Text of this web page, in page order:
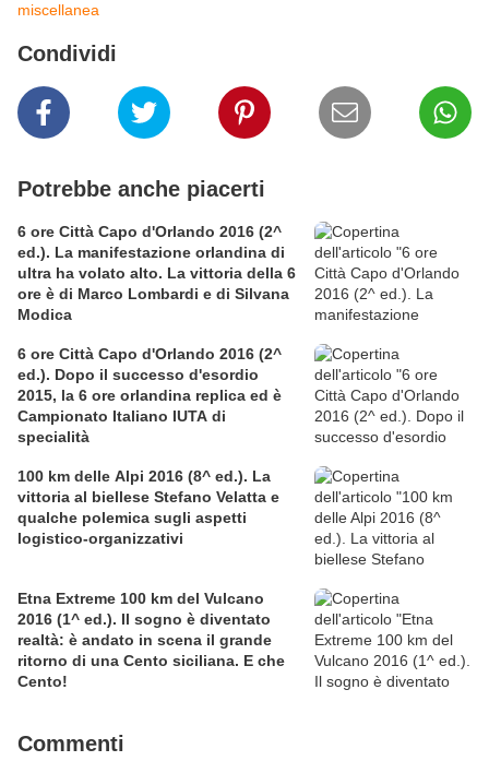
miscellanea
Condividi
Potrebbe anche piacerti
6 ore Città Capo d'Orlando 2016 (2^
ed.). La manifestazione orlandina di
ultra ha volato alto. La vittoria della 6
ore è di Marco Lombardi e di Silvana
Modica
6 ore Città Capo d'Orlando 2016 (2^
ed.). Dopo il successo d'esordio
2015, la 6 ore orlandina replica ed è
Campionato Italiano IUTA di
specialità
100 km delle Alpi 2016 (8^ ed.). La
vittoria al biellese Stefano Velatta e
qualche polemica sugli aspetti
logistico-organizzativi
Etna Extreme 100 km del Vulcano
2016 (1^ ed.). Il sogno è diventato
realtà: è andato in scena il grande
ritorno di una Cento siciliana. E che
Cento!
Commenti